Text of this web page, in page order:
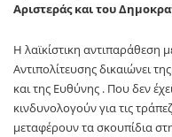
Αριστεράς και του
Η λαϊκίστικη αντιπαράθεση
Αντιπολίτευσης δικαιώνει
και της Ευθύνης . Που δεν
κινδυνολογούν για τις
μεταφέρουν τα σκουπίδια